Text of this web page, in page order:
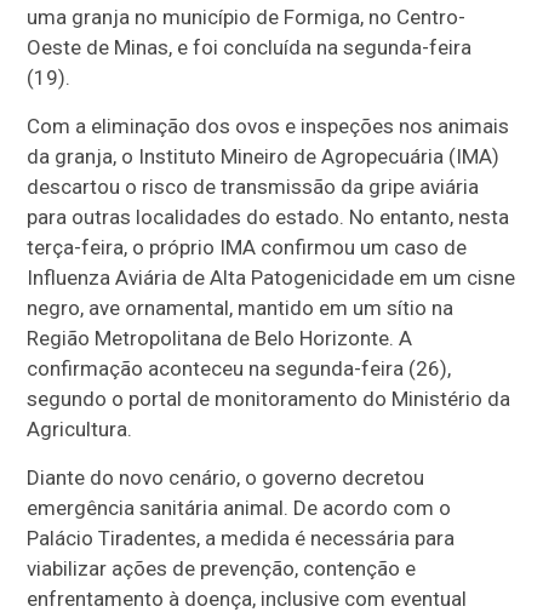
uma granja no município de Formiga, no Centro-
Oeste de Minas, e foi concluída na segunda-feira
(19).
Com a eliminação dos ovos e inspeções nos animais
da granja, o Instituto Mineiro de Agropecuária (IMA)
descartou o risco de transmissão da gripe aviária
para outras localidades do estado. No entanto, nesta
terça-feira, o próprio IMA confirmou um caso de
Influenza Aviária de Alta Patogenicidade em um cisne
negro, ave ornamental, mantido em um sítio na
Região Metropolitana de Belo Horizonte. A
confirmação aconteceu na segunda-feira (26),
segundo o portal de monitoramento do Ministério da
Agricultura.
Diante do novo cenário, o governo decretou
emergência sanitária animal. De acordo com o
Palácio Tiradentes, a medida é necessária para
viabilizar ações de prevenção, contenção e
enfrentamento à doença, inclusive com eventual